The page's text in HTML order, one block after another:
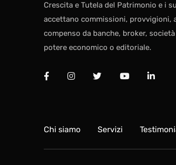
Crescita e Tutela del Patrimonio e i
accettano commissioni, provvigioni,
compenso da banche, broker,
potere economico o editoriale.
Chi siamo Servizi